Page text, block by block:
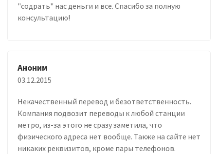
"содрать" нас деньги и все. Спасибо за полную
консультацию!
Аноним
03.12.2015
Некачественный перевод и безответственность.
Компания подвозит переводы к любой станции
метро, из-за этого не сразу заметила, что
физического адреса нет вообще. Также на сайте нет
никаких реквизитов, кроме пары телефонов.